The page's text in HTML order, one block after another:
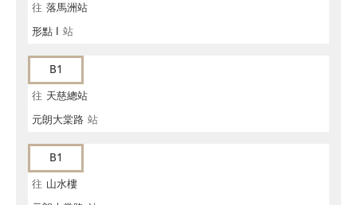
往 落馬洲站
形點 I 站
B1
往 天慈總站
元朗大棠路 站
B1
往 山水樓